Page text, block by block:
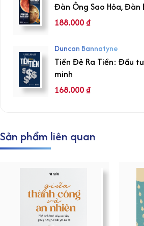
Đàn Ông Sao Hỏa, Đàn
188.000₫
Duncan Bannatyne
Tiền Đẻ Ra Tiền: Đầu
minh
168.000₫
Sản phẩm liên quan